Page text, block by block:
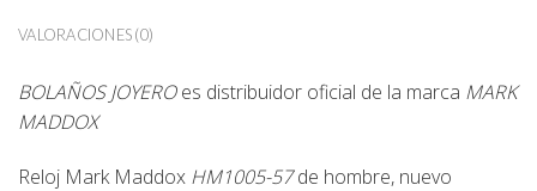
VALORACIONES (0)
BOLAÑOS JOYEROes distribuidor oficial de la marca MARK
MADDOX
Reloj Mark Maddox HM1005-57de hombre, nuevo